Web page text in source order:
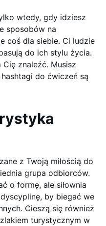
wtedy, gdy idziesz
sposobów na
coś dla siebie. Ci ludzie
do ich stylu życia.
znaleźć. Musisz
do ćwiczeń są
z Twoją miłością do
grupa odbiorców.
o formę, ale siłownia
by biegać we
Cieszą się również
turystycznym w